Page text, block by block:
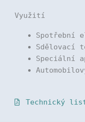
Využití
Spotřební
Sdělovací
Speciální
Technický